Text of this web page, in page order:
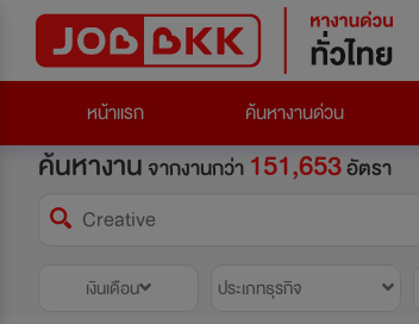
หน้าแรก
ค้นหางานด่วน
ค้นหางาน จากงานกว่า 151,653อัตรา
เงินเดือน ประเภทธุรกิจ